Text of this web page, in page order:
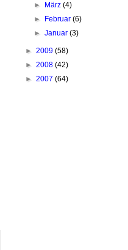
►
März(4)
►
Februar(6)
►Januar(3)
► 2009 (58)
► 2008 (42)
► 2007 (64)